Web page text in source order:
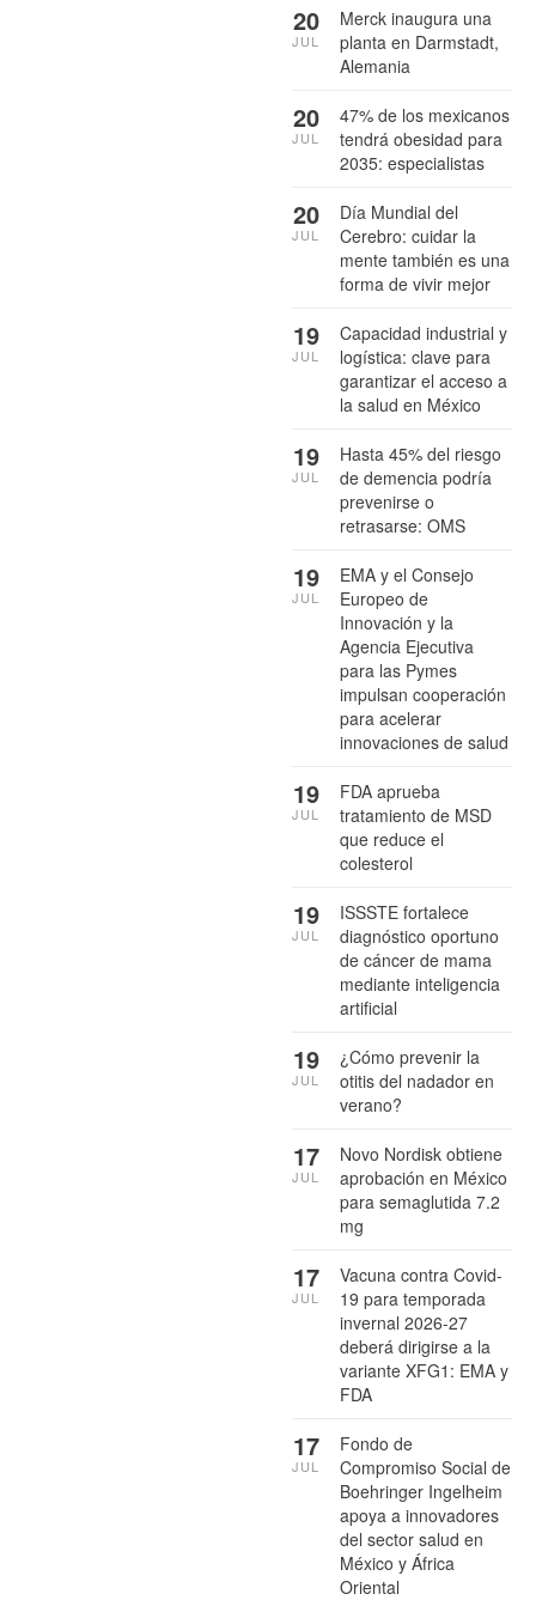
Merck inaugura una
planta en Darmstadt,
Alemania
20
JUL
47% de los mexicanos
tendrá obesidad para
2035: especialistas
20
JUL
Día Mundial del
Cerebro: cuidar la
mente también es una
forma de vivir mejor
20
JUL
Capacidad industrial y
logística: clave para
garantizar el acceso a
la salud en México
19
JUL
Hasta 45% del riesgo
de demencia podría
prevenirse o
retrasarse: OMS
19
JUL
EMA y el Consejo
Europeo de
Innovación y la
Agencia Ejecutiva
para las Pymes
impulsan cooperación
para acelerar
innovaciones de salud
19
JUL
FDA aprueba
tratamiento de MSD
que reduce el
colesterol
19
JUL
ISSSTE fortalece
diagnóstico oportuno
de cáncer de mama
mediante inteligencia
artificial
19
JUL
¿Cómo prevenir la
otitis del nadador en
verano?
19
JUL
Novo Nordisk obtiene
aprobación en México
para semaglutida 7.2
mg
17
JUL
Vacuna contra Covid-
19 para temporada
invernal 2026-27
deberá dirigirse a la
variante XFG1: EMA y
FDA
17
JUL
Fondo de
Compromiso Social de
Boehringer Ingelheim
apoya a innovadores
del sector salud en
México y África
Oriental
17
JUL